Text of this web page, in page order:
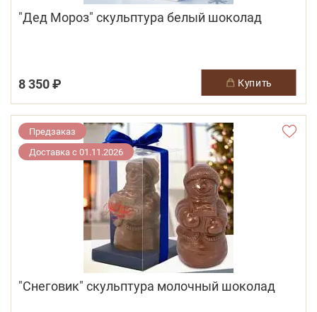
"Дед Мороз" скульптура белый шоколад
8 350 ₽ купить
Предзаказ
Доставка с 01.11.2026
"Снеговик" скульптура молочный шоколад